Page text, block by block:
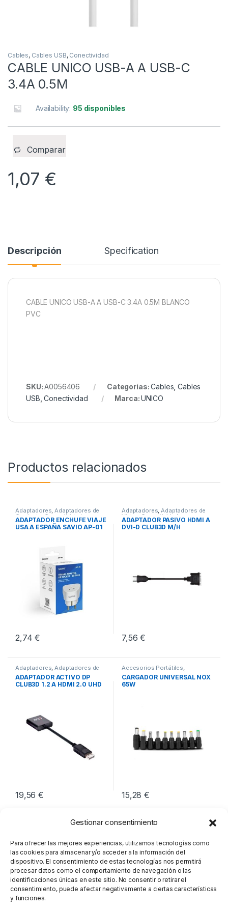
Gestionar consentimiento
Para ofrecer las mejores experiencias, utilizamos tecnologías como
las cookies para almacenar y/o acceder a la información del
dispositivo. El consentimiento de estas tecnologías nos permitirá
procesar datos como el comportamiento de navegación o las
identificaciones únicas en este sitio. No consentir o retirar el
consentimiento, puede afectar negativamente a ciertas características
y funciones.
Cables, Cables USB, Conectividad
CABLE UNICO USB-A A USB-C
3.4A 0.5M
Availability: 95 disponibles
Comparar
1,07 €
Descripción Specification
CABLE UNICO USB-A A USB-C 3.4A 0.5M BLANCO
PVC
SKU:A0056406 Categorías:Cables ,Cables
USB ,Conectividad Marca:UNICO
Productos relacionados
Adaptadores,Adaptadores de
Corriente,Conectividad
ADAPTADOR ENCHUFE VIAJE
USA A ESPAÑA SAVIO AP-01
2,74€
Adaptadores,Adaptadores de
Video,Conectividad
ADAPTADOR PASIVO HDMI A
DVI-D CLUB3D M/H
7,56€
Adaptadores,Adaptadores de
Video,Conectividad
ADAPTADOR ACTIVO DP
CLUB3D 1.2 A HDMI 2.0 UHD
19,56€
Accesorios Portátiles,
Cargadores para Portátiles,
Conectividad
CARGADOR UNIVERSAL NOX
65W
15,28€